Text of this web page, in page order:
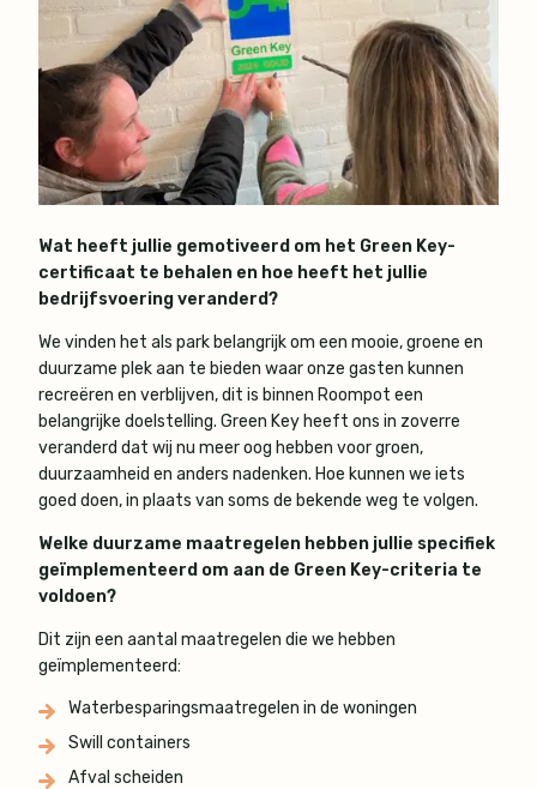
Wat heeft jullie gemotiveerd om het Green Key-
certificaat te behalen en hoe heeft het jullie
bedrijfsvoering veranderd?
We vinden het als park belangrijk om een mooie, groene en
duurzame plek aan te bieden waar onze gasten kunnen
recreëren en verblijven, dit is binnen Roompot een
belangrijke doelstelling. Green Key heeft ons in zoverre
veranderd dat wij nu meer oog hebben voor groen,
duurzaamheid en anders nadenken. Hoe kunnen we iets
goed doen, in plaats van soms de bekende weg te volgen.
Welke duurzame maatregelen hebben jullie specifiek
geïmplementeerd om aan de Green Key-criteria te
voldoen?
Dit zijn een aantal maatregelen die we hebben
geïmplementeerd:
Waterbesparingsmaatregelen in de woningen
Swill containers
Afval scheiden